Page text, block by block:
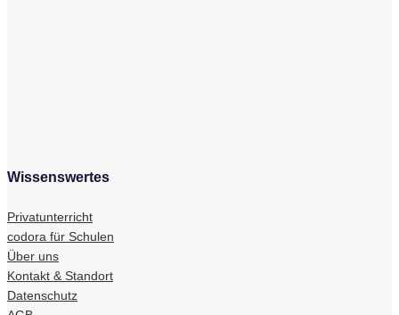
Wissenswertes
Privatunterricht
codora für Schulen
Über uns
Kontakt & Standort
Datenschutz